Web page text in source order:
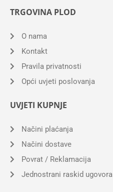
TRGOVINA PLOD
O nama
Kontakt
Pravila privatnosti
Opći uvjeti poslovanja
UVJETI KUPNJE
Načini plaćanja
Načini dostave
Povrat / Reklamacija
Jednostrani raskid ugovora